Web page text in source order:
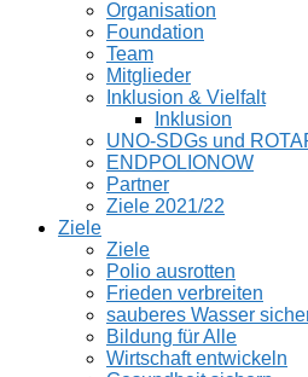
Organisation
Foundation
Team
Mitglieder
Inklusion & Vielfalt
Inklusion
UNO-SDGs und
ENDPOLIONOW
Partner
Ziele 2021/22
Ziele
Ziele
Polio ausrotten
Frieden verbreiten
sauberes Wasser
Bildung für Alle
Wirtschaft entwickeln